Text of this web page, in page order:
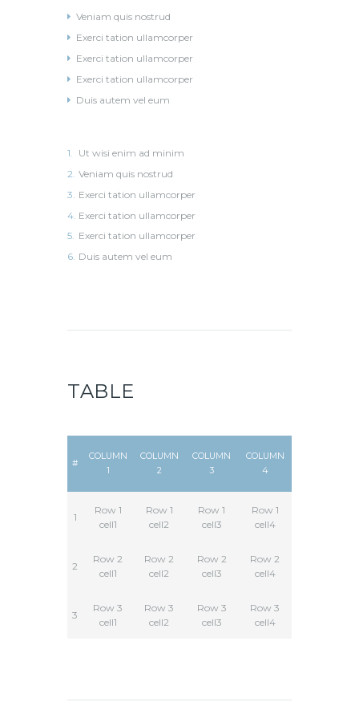
Veniam quis nostrud
Exerci tation ullamcorper
Exerci tation ullamcorper
Exerci tation ullamcorper
Duis autem vel eum
Ut wisi enim ad minim
Veniam quis nostrud
Exerci tation ullamcorper
Exerci tation ullamcorper
Exerci tation ullamcorper
Duis autem vel eum
TABLE
#
COLUMN
1
COLUMN
2
COLUMN
3
COLUMN
4
1
Row 1
cell1
Row 1
cell2
Row 1
cell3
Row 1
cell4
2
Row 2
cell1
Row 2
cell2
Row 2
cell3
Row 2
cell4
3
Row 3
cell1
Row 3
cell2
Row 3
cell3
Row 3
cell4